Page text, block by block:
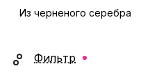
Из черненого серебра
Фильтр